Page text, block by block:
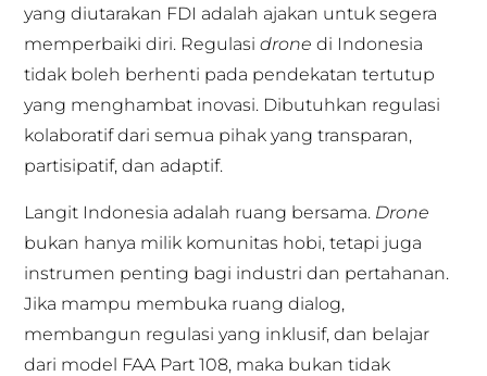
yang diutarakan FDI adalah ajakan untuk segera
memperbaiki diri. Regulasidronedi Indonesia
tidak boleh berhenti pada pendekatan tertutup
yang menghambat inovasi. Dibutuhkan regulasi
kolaboratif dari semua pihak yang transparan,
partisipatif, dan adaptif.
Langit Indonesia adalah ruang bersama. Drone
bukan hanya milik komunitas hobi, tetapi juga
instrumen penting bagi industri dan pertahanan.
Jika mampu membuka ruang dialog,
membangun regulasi yang inklusif, dan belajar
dari model FAA Part 108, maka bukan tidak